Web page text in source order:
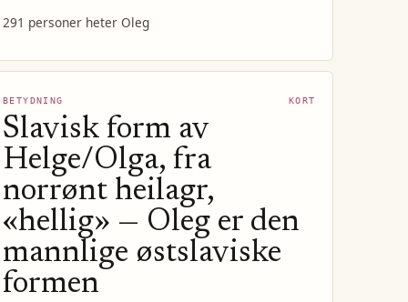
291 personer heter Oleg
BETYDNING KORT
Slavisk form av
Helge/Olga, fra
norrønt heilagr,
«hellig» — Oleg er den
mannlige østslaviske
formen